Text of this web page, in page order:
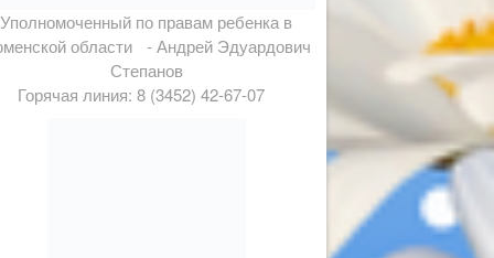
Уполномоченный по правам ребенка в
области - Андрей Эдуардович
Степанов
Горячая линия: 8 (3452) 42-67-07